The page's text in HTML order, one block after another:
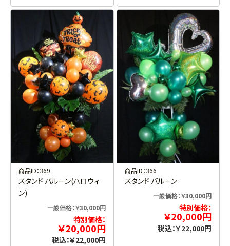
商品ID：369
スタンド バルーン(ハロウィ
ン)
一般価格：￥30,000円
特別価格：
￥20,000円
税込：￥22,000円
商品ID：366
スタンド バルーン
一般価格：￥30,000円
特別価格：
￥20,000円
税込：￥22,000円